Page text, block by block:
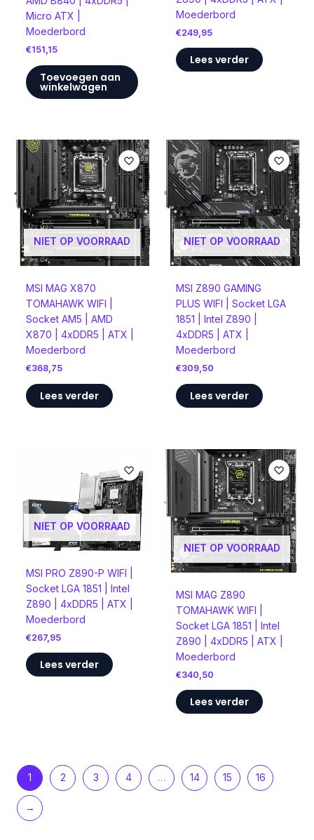
Micro ATX |
Moederbord
€151,15
Toevoegen aan
winkelwagen
Moederbord
€249,95
Lees verder
NIET OP VOORRAAD
MSI MAG X870
TOMAHAWK WIFI |
Socket AM5 | AMD
X870 | 4xDDR5 | ATX |
Moederbord
€368,75
Lees verder
NIET OP VOORRAAD
MSI Z890 GAMING
PLUS WIFI | Socket LGA
1851 | Intel Z890 |
4xDDR5 | ATX |
Moederbord
€309,50
Lees verder
NIET OP VOORRAAD
MSI PRO Z890-P WIFI |
Socket LGA 1851 | Intel
Z890 | 4xDDR5 | ATX |
Moederbord
€267,95
Lees verder
NIET OP VOORRAAD
MSI MAG Z890
TOMAHAWK WIFI |
Socket LGA 1851 | Intel
Z890 | 4xDDR5 | ATX |
Moederbord
€340,50
Lees verder
1 2 3 4 … 14 15 16
→